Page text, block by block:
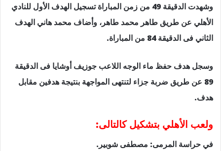
وشهدت الدقيقة 49 من زمن المباراة تسجيل الهدف الأول للنادي
الأهلي عن طريق طاهر محمد طاهر، وأضاف محمد هاني الهدف
الثاني فى الدقيقة 84 من المباراة.
وسجل هدف حفظ ماء الوجه اللاعب جوزيف أوشايا فى الدقيقة
89 عن طريق ضربة جزاء لتنتهى المواجهة بنتيجة هدفين مقابل
هدف.
ولعب الأهلي بتشكيل كالتالى:
في حراسة المرمى: مصطفى شوبير.